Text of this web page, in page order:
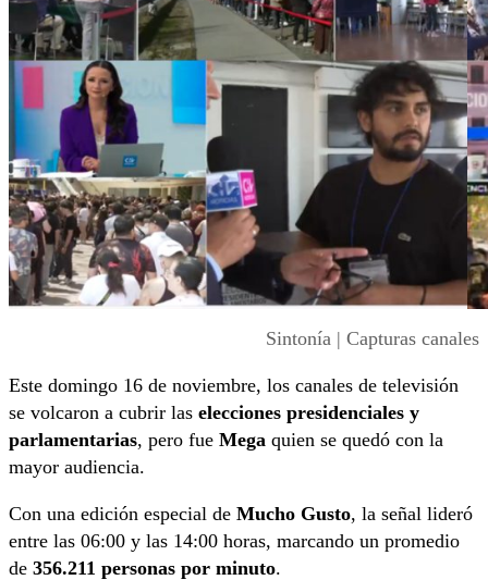
Sintonía | Capturas canales
Este domingo 16 de noviembre, los canales de televisión
se volcaron a cubrir las elecciones presidenciales y
parlamentarias, pero fue Mega quien se quedó con la
mayor audiencia.
Con una edición especial de Mucho Gusto, la señal lideró
entre las 06:00 y las 14:00 horas, marcando un promedio
de 356.211 personas por minuto.